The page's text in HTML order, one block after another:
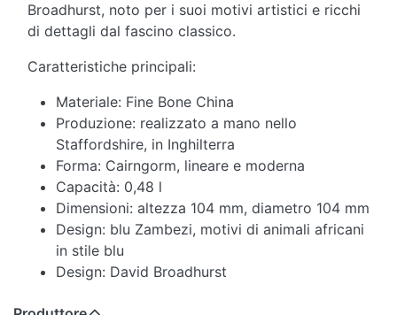
Broadhurst, noto per i suoi motivi artistici e ricchi
di dettagli dal fascino classico.
Caratteristiche principali:
Materiale: Fine Bone China
Produzione: realizzato a mano nello
Staffordshire, in Inghilterra
Forma: Cairngorm, lineare e moderna
Capacità: 0,48 l
Dimensioni: altezza 104 mm, diametro 104 mm
Design: blu Zambezi, motivi di animali africani
in stile blu
Design: David Broadhurst